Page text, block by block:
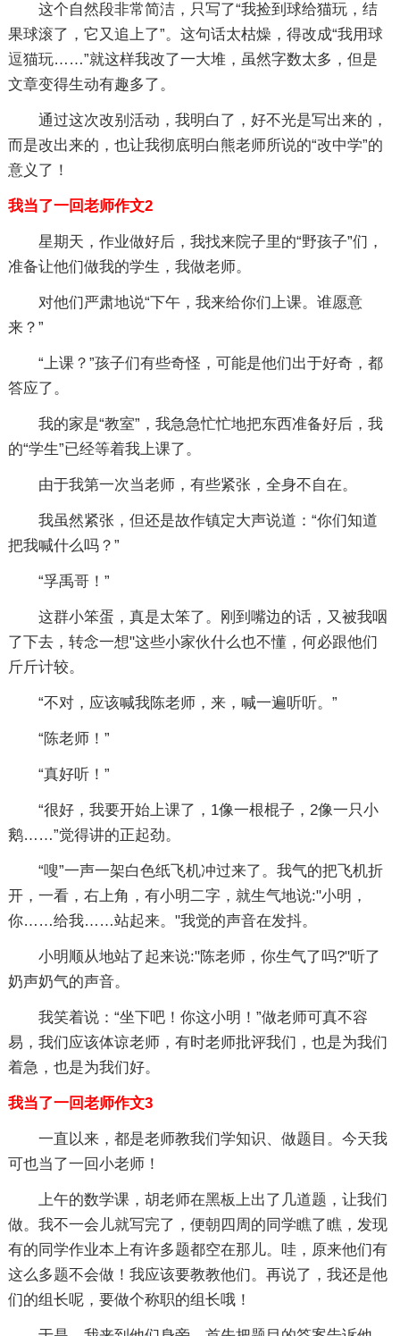
这个自然段非常简洁，只写了“我捡到球给猫玩，结
果球滚了，它又追上了”。这句话太枯燥，得改成“我用球
逗猫玩……”就这样我改了一大堆，虽然字数太多，但是
文章变得生动有趣多了。
通过这次改别活动，我明白了，好不光是写出来的，
而是改出来的，也让我彻底明白熊老师所说的“改中学”的
意义了！
我当了一回老师作文2
星期天，作业做好后，我找来院子里的“野孩子”们，
准备让他们做我的学生，我做老师。
对他们严肃地说“下午，我来给你们上课。谁愿意
来？”
“上课？”孩子们有些奇怪，可能是他们出于好奇，都
答应了。
我的家是“教室”，我急急忙忙地把东西准备好后，我
的“学生”已经等着我上课了。
由于我第一次当老师，有些紧张，全身不自在。
我虽然紧张，但还是故作镇定大声说道：“你们知道
把我喊什么吗？”
“孚禹哥！”
这群小笨蛋，真是太笨了。刚到嘴边的话，又被我咽
了下去，转念一想"这些小家伙什么也不懂，何必跟他们
斤斤计较。
“不对，应该喊我陈老师，来，喊一遍听听。”
“陈老师！”
“真好听！”
“很好，我要开始上课了，1像一根棍子，2像一只小
鹅……”觉得讲的正起劲。
“嗖”一声一架白色纸飞机冲过来了。我气的把飞机折
开，一看，右上角，有小明二字，就生气地说:"小明，
你……给我……站起来。"我觉的声音在发抖。
小明顺从地站了起来说:"陈老师，你生气了吗?"听了
奶声奶气的声音。
我笑着说：“坐下吧！你这小明！”做老师可真不容
易，我们应该体谅老师，有时老师批评我们，也是为我们
着急，也是为我们好。
我当了一回老师作文3
一直以来，都是老师教我们学知识、做题目。今天我
可也当了一回小老师！
上午的数学课，胡老师在黑板上出了几道题，让我们
做。我不一会儿就写完了，便朝四周的同学瞧了瞧，发现
有的同学作业本上有许多题都空在那儿。哇，原来他们有
这么多题不会做！我应该要教教他们。再说了，我还是他
们的组长呢，要做个称职的组长哦！